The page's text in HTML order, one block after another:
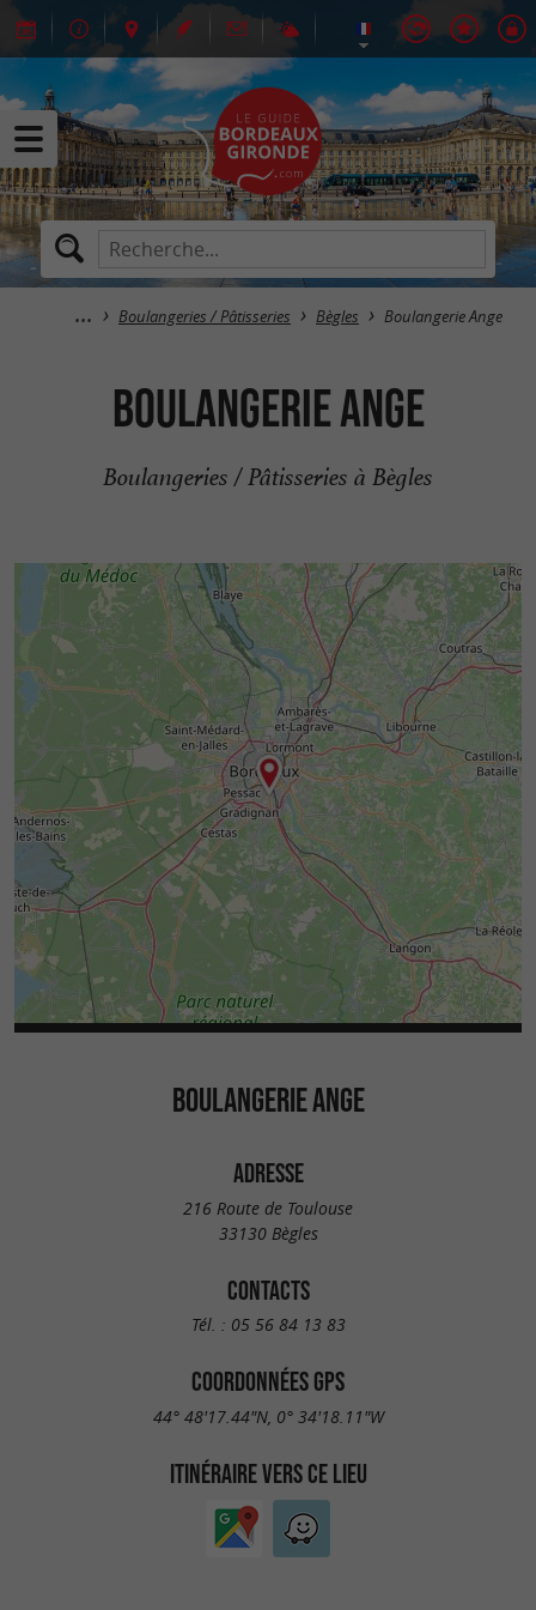
Boulangeries / Pâtisseries Bègles Boulangerie Ange
Boulangerie Ange
Boulangeries / Pâtisseries à Bègles
BOULANGERIE ANGE
ADRESSE
216 Route de Toulouse
33130 Bègles
CONTACTS
Tél. : 05 56 84 13 83
COORDONNÉES GPS
44° 48'17.44"N, 0° 34'18.11"W
ITINÉRAIRE VERS CE LIEU